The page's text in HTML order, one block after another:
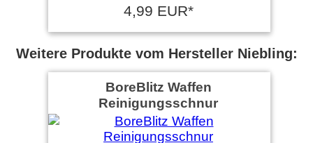
4,99 EUR*
Weitere Produkte vom Hersteller Niebling:
BoreBlitz Waffen
Reinigungsschnur